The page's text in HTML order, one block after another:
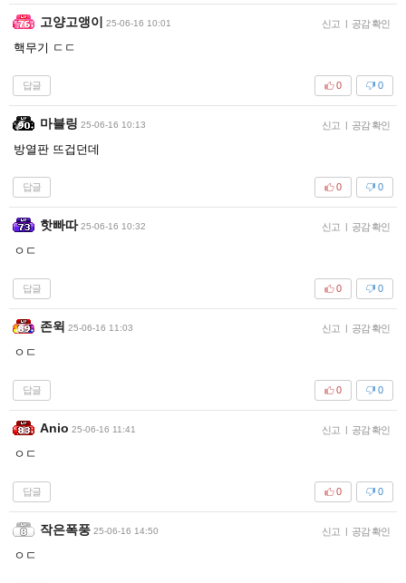
고양고앵이 25-06-16 10:01 신고 | 공감 확인
핵무기 ㄷㄷ
답글 0
0
마블링 25-06-16 10:13 신고 | 공감 확인
방열판 뜨겁던데
답글 0
0
핫빠따 25-06-16 10:32 신고 | 공감 확인
ㅇㄷ
답글 0
0
존윅 25-06-16 11:03 신고 | 공감 확인
ㅇㄷ
답글 0
0
Anio 25-06-16 11:41 신고 | 공감 확인
ㅇㄷ
답글 0
0
작은폭풍 25-06-16 14:50 신고 | 공감 확인
ㅇㄷ